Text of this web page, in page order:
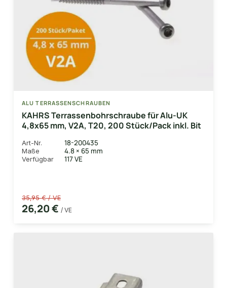
ALU TERRASSENSCHRAUBEN
KAHRS Terrassenbohrschraube für Alu-UK
4,8x65 mm, V2A, T20, 200 Stück/Pack inkl. Bit
Art-Nr. 18-200435
Maße 4.8 × 65 mm
Verfügbar 117 VE
35,95 € / VE
26,20 € / VE